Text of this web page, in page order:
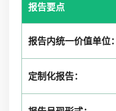
报告要点
报告内统一价值单位：
定制化报告：